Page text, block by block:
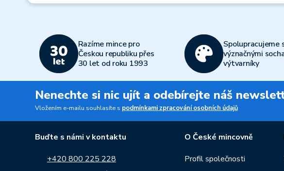
Razíme mince pro
Českou republiku přes
30 let od roku 1993
Spolupracujeme
význačnými
výtvarníky
Nenechte si nic ujít a odebírejte náš
Vložením e-mailu souhlasíte s podmínkami zpracování osobních údajů
Buďte s námi v kontaktu
+420 800 225 228
O České mincovně
Profil společnosti